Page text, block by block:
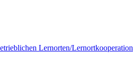
Lernorten/Lernortkooperation